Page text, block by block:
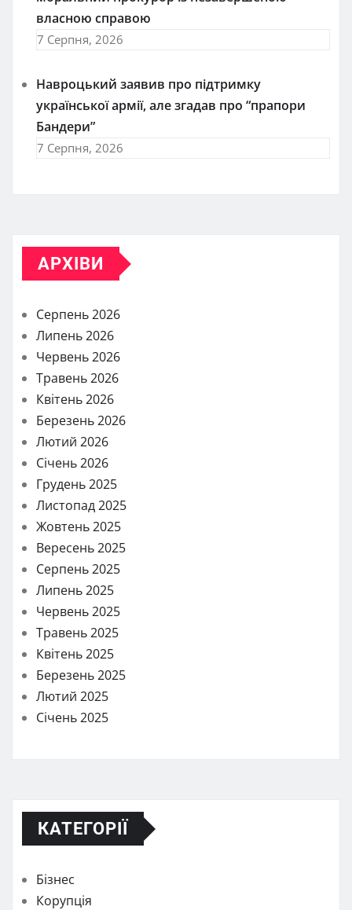
власною справою
7 Серпня, 2026
Навроцький заявив про підтримку
української армії, але згадав про “прапори
Бандери”
7 Серпня, 2026
АРХІВИ
Серпень 2026
Липень 2026
Червень 2026
Травень 2026
Квітень 2026
Березень 2026
Лютий 2026
Січень 2026
Грудень 2025
Листопад 2025
Жовтень 2025
Вересень 2025
Серпень 2025
Липень 2025
Червень 2025
Травень 2025
Квітень 2025
Березень 2025
Лютий 2025
Січень 2025
КАТЕГОРІЇ
Бізнес
Корупція